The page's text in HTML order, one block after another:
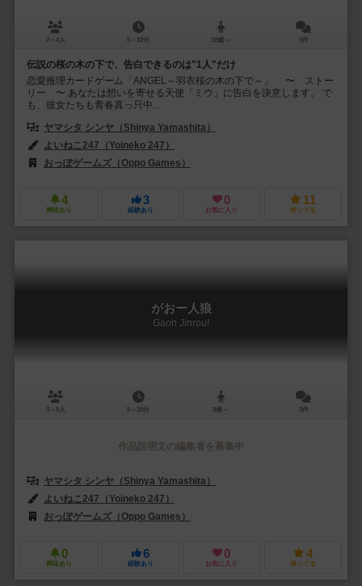
2～4人 5～10分 10歳～ 0件
伝説の桜の木の下で、告白できるのは"1人"だけ
恋愛推理カードゲーム「ANGEL～羽衣桜の木の下で～」 〜 ストー
リー 〜 あなたは想いを寄せる天使「ミウ」に告白を決意します。 で
も、彼女たちも青春真っ只中...
ヤマシタ シンヤ（Shinya Yamashita）
よいねこ247（Yoineko 247）
おっぽゲームズ（Oppo Games）
4
興味あり
3
経験あり
0
お気に入り
11
持ってる
がおー人狼
Gaoh Jinrou!
3～5人 5～20分 8歳～ 0件
作品説明文の編集者を募集中
ヤマシタ シンヤ（Shinya Yamashita）
よいねこ247（Yoineko 247）
おっぽゲームズ（Oppo Games）
0
興味あり
6
経験あり
0
お気に入り
4
持ってる